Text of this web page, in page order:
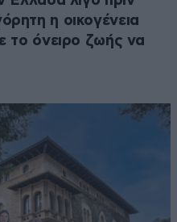
η οικογένεια
το όνειρο ζωής να